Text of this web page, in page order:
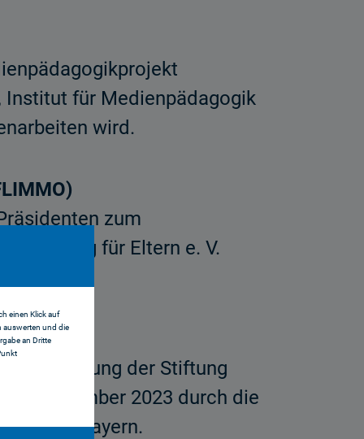
einen Klick auf
auswerten und die
an Dritte
Institut für Medienpädagogik
wird.
zum
für Eltern e. V.
der Satzung der Stiftung
Dezember 2023 durch die
Bayern.